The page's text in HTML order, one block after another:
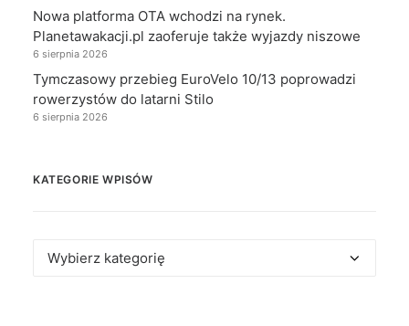
Nowa platforma OTA wchodzi na rynek.
Planetawakacji.pl zaoferuje także wyjazdy niszowe
6 sierpnia 2026
Tymczasowy przebieg EuroVelo 10/13 poprowadzi
rowerzystów do latarni Stilo
6 sierpnia 2026
KATEGORIE WPISÓW
Kategorie